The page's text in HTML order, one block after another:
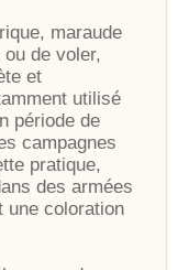
maraude
de voler,
et
utilisé
période de
campagnes
pratique,
des armées
une coloration